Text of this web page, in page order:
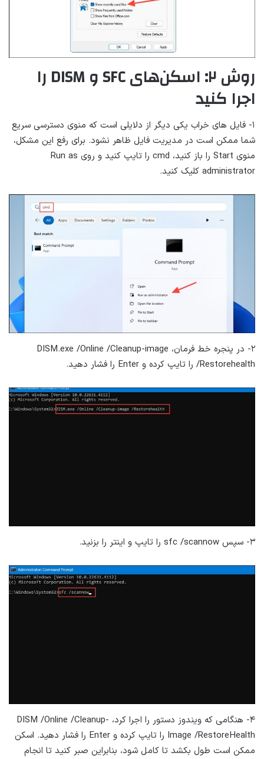
روش ۲: اسکن‌های SFC و DISM را
اجرا کنید
۱- فایل های خراب یکی دیگر از دلایلی است که منوی دسترسی سریع
شما ممکن است در مدیریت فایل ظاهر نشود. برای رفع این مشکل،
منوی Start را باز کنید، cmd را تایپ کنید و روی Run as
administrator کلیک کنید.
۲- در پنجره خط فرمان، DISM.exe /Online /Cleanup-image
/Restorehealth را تایپ کرده و Enter را فشار دهید.
۳- سپس sfc /scannow را تایپ و اینتر را بزنید.
۴- هنگامی که ویندوز دستور را اجرا کرد، DISM /Online /Cleanup-
Image /RestoreHealth را تایپ کرده و Enter را فشار دهید. اسکن
ممکن است طول بکشد تا کامل شود، بنابراین صبر کنید تا انجام